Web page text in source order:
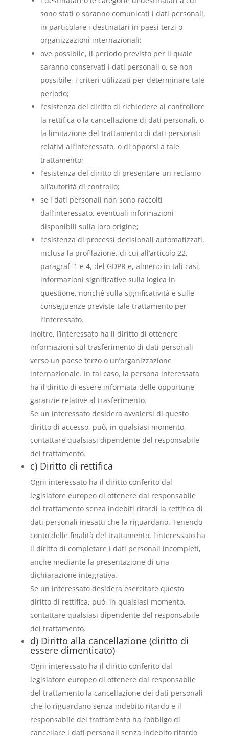
sono stati o saranno comunicati i dati personali,
in particolare i destinatari in paesi terzi o
organizzazioni internazionali;
ove possibile, il periodo previsto per il quale
saranno conservati i dati personali o, se non
possibile, i criteri utilizzati per determinare tale
periodo;
l’esistenza del diritto di richiedere al controllore
la rettifica o la cancellazione di dati personali, o
la limitazione del trattamento di dati personali
relativi all’interessato, o di opporsi a tale
trattamento;
l’esistenza del diritto di presentare un reclamo
all’autorità di controllo;
se i dati personali non sono raccolti
dall’interessato, eventuali informazioni
disponibili sulla loro origine;
l’esistenza di processi decisionali automatizzati,
inclusa la profilazione, di cui all’articolo 22,
paragrafi 1 e 4, del GDPR e, almeno in tali casi,
informazioni significative sulla logica in
questione, nonché sulla significatività e sulle
conseguenze previste tale trattamento per
l’interessato.
Inoltre, l’interessato ha il diritto di ottenere
informazioni sul trasferimento di dati personali
verso un paese terzo o un’organizzazione
internazionale. In tal caso, la persona interessata
ha il diritto di essere informata delle opportune
garanzie relative al trasferimento.
Se un interessato desidera avvalersi di questo
diritto di accesso, può, in qualsiasi momento,
contattare qualsiasi dipendente del responsabile
del trattamento.
c) Diritto di rettifica
Ogni interessato ha il diritto conferito dal
legislatore europeo di ottenere dal responsabile
del trattamento senza indebiti ritardi la rettifica di
dati personali inesatti che la riguardano. Tenendo
conto delle finalità del trattamento, l’interessato ha
il diritto di completare i dati personali incompleti,
anche mediante la presentazione di una
dichiarazione integrativa.
Se un interessato desidera esercitare questo
diritto di rettifica, può, in qualsiasi momento,
contattare qualsiasi dipendente del responsabile
del trattamento.
d) Diritto alla cancellazione (diritto di
essere dimenticato)
Ogni interessato ha il diritto conferito dal
legislatore europeo di ottenere dal responsabile
del trattamento la cancellazione dei dati personali
che lo riguardano senza indebito ritardo e il
responsabile del trattamento ha l’obbligo di
cancellare i dati personali senza indebito ritardo